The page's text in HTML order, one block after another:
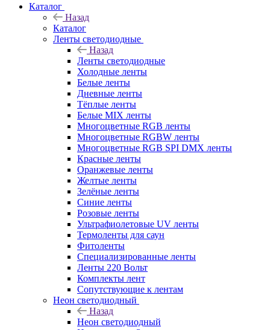
Каталог
Назад
Каталог
Ленты светодиодные
Назад
Ленты светодиодные
Холодные ленты
Белые ленты
Дневные ленты
Тёплые ленты
Белые MIX ленты
Многоцветные RGB ленты
Многоцветные RGBW ленты
Многоцветные RGB SPI DMX ленты
Красные ленты
Оранжевые ленты
Желтые ленты
Зелёные ленты
Синие ленты
Розовые ленты
Ультрафиолетовые UV ленты
Термоленты для саун
Фитоленты
Специализированные ленты
Ленты 220 Вольт
Комплекты лент
Сопутствующие к лентам
Неон светодиодный
Назад
Неон светодиодный